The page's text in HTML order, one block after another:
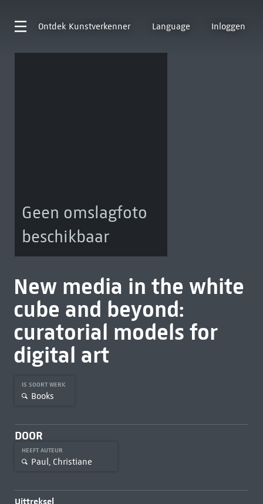
Ontdek Kunstverkenner Language Inloggen
Geen omslagfoto
beschikbaar
New media in the white
cube and beyond:
curatorial models for
digital art
IS SOORT WERK
Books
DOOR
HEEFT AUTEUR
Paul, Christiane
Uittreksel